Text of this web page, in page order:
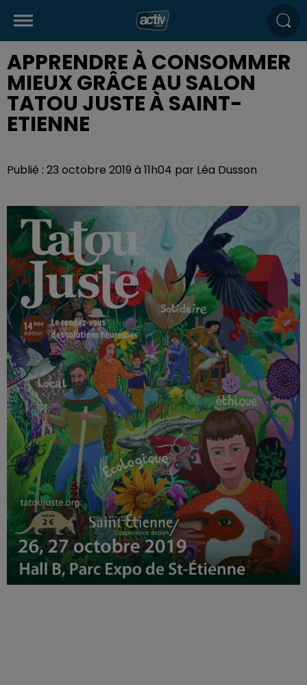
APPRENDRE À CONSOMMER
MIEUX GRÂCE AU SALON
TATOU JUSTE À SAINT-
ETIENNE
Publié : 23 octobre 2019 à 11h04 par Léa Dusson